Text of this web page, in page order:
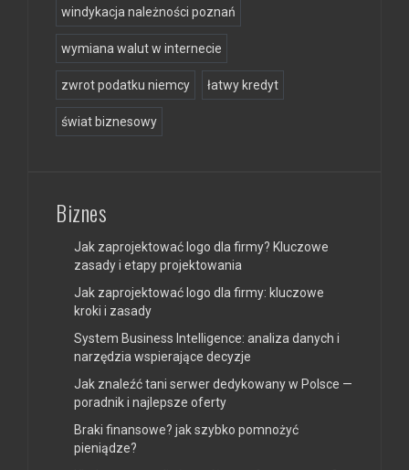
windykacja należności poznań
wymiana walut w internecie
zwrot podatku niemcy łatwy kredyt
świat biznesowy
Biznes
Jak zaprojektować logo dla firmy? Kluczowe
zasady i etapy projektowania
Jak zaprojektować logo dla firmy: kluczowe
kroki i zasady
System Business Intelligence: analiza danych i
narzędzia wspierające decyzje
Jak znaleźć tani serwer dedykowany w Polsce —
poradnik i najlepsze oferty
Braki finansowe? jak szybko pomnożyć
pieniądze?